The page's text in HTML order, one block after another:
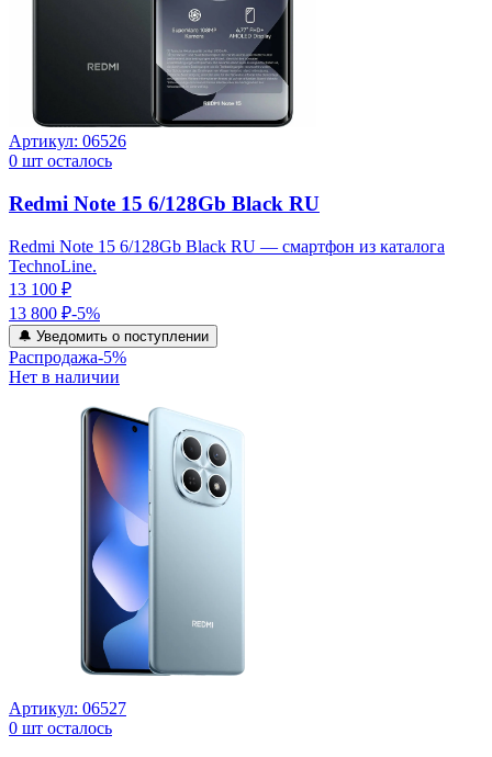
Артикул: 06526
0 шт осталось
Redmi Note 15 6/128Gb Black RU
Redmi Note 15 6/128Gb Black RU — смартфон из каталога
TechnoLine.
13 100 ₽
13 800 ₽-5%
🔔 Уведомить о поступлении
Распродажа-5%
Нет в наличии
Артикул: 06527
0 шт осталось